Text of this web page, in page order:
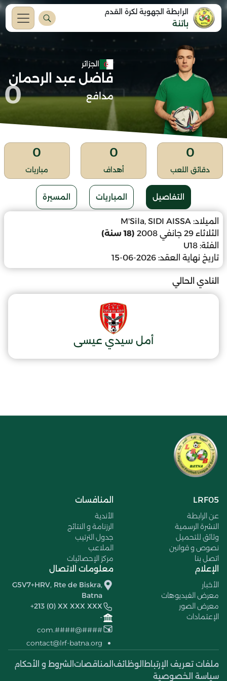
الرابطة الجهوية لكرة القدم
باتنة
الجزائر
فاضل عبد الرحمان
مدافع 0
0
دقائق اللعب
0
أهداف
0
مباريات
التفاصيل المباريات المسيرة
الميلاد: M'Sila, SIDI AISSA
الثلاثاء 29 جانفي 2008
(18 سنة)
الفئة: U18
تاريخ نهاية العقد: 2026-06-15
النادي الحالي
أمل سيدي عيسى
LRF05
عن الرابطة
النشرة الرسمية
وثائق للتحميل
نصوص و قوانين
اتصل بنا
المنافسات
الأندية
الرزنامة و النتائج
جدول الترتيب
الملاعب
مركز الإحصائيات
الإعلام
الأخبار
معرض الفيديوهات
معرض الصور
الإعتمادات
معلومات الاتصال
G5V7+HRV, Rte de Biskra,
Batna
+213 (0) XX XXX XXX
-
####@####.com
contact@lrf-batna.org
ملفات تعريف الإرتباط الوظائف المناقصات الشروط و الأحكام
سياسة الخصوصية